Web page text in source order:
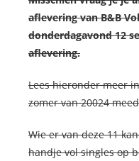
aflevering vanB&B
donderdagavond 12
aflevering.
Lees hieronder meer
zomer van 20024
Wie er van deze 11
handje vol singles op